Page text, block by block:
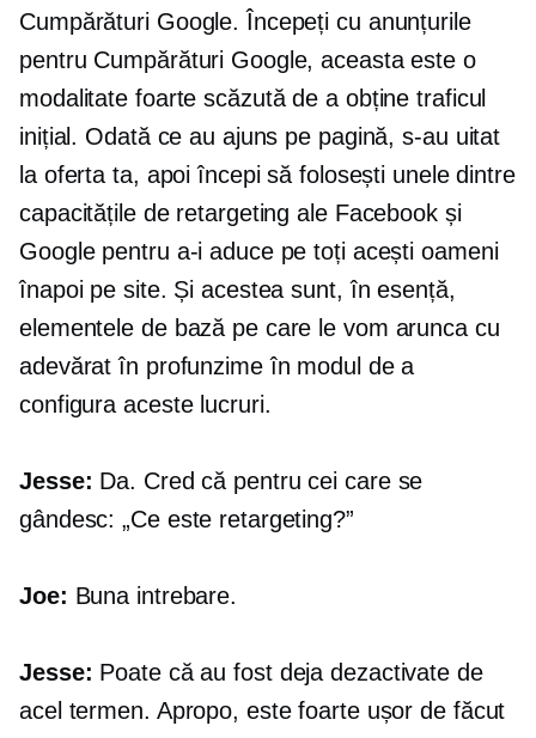
Cumpărături Google. Începeți cu anunțurile
pentru Cumpărături Google, aceasta este o
modalitate foarte scăzută de a obține traficul
inițial. Odată ce au ajuns pe pagină, s-au uitat
la oferta ta, apoi începi să folosești unele dintre
capacitățile de retargeting ale Facebook și
Google pentru a-i aduce pe toți acești oameni
înapoi pe site. Și acestea sunt, în esență,
elementele de bază pe care le vom arunca cu
adevărat în profunzime în modul de a
configura aceste lucruri.
Jesse: Da. Cred că pentru cei care se
gândesc: „Ce este retargeting?”
Joe: Buna intrebare.
Jesse: Poate că au fost deja dezactivate de
acel termen. Apropo, este foarte ușor de făcut